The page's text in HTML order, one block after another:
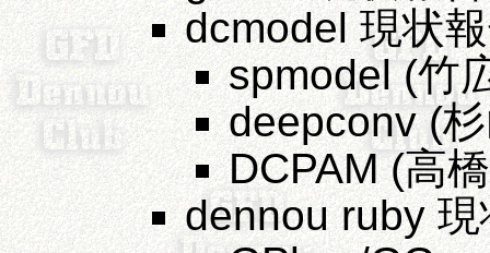
dcmodel 現状
spmodel (竹
deepconv (
DCPAM (高
dennou ruby